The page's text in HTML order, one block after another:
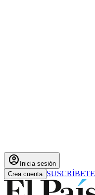
account_circle Inicia sesión
Crea cuenta SUSCRÍBETE